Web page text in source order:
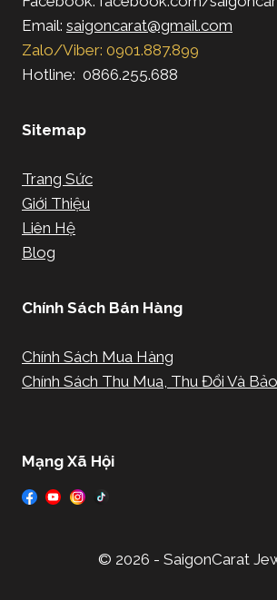
Email: saigoncarat@gmail.com
Zalo/Viber: 0901.887.899
Hotline: 0866.255.688
Sitemap
Trang Sức
Giới Thiệu
Liên Hệ
Blog
Chính Sách Bán Hàng
Chính Sách Mua Hàng
Chính Sách Thu Mua, Thu Đổi Và
Mạng Xã Hội
© 2026 - SaigonCarat